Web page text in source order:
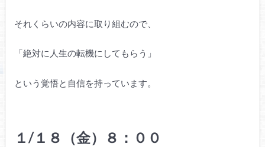
それくらいの内容に取り組むので、
「絶対に人生の転機にしてもらう」
という覚悟と自信を持っています。
１/１８（金）８：００